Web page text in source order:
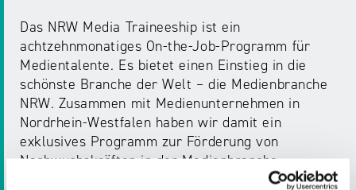
Das NRW Media Traineeship ist ein
achtzehnmonatiges On-the-Job-Programm für
Medientalente. Es bietet einen Einstieg in die
schönste Branche der Welt – die Medienbranche
NRW. Zusammen mit Medienunternehmen in
Nordrhein-Westfalen haben wir damit ein
exklusives Programm zur Förderung von
Nachwuchskräften in der Medienbranche
gestartet und Vorteile für alle Beteiligten